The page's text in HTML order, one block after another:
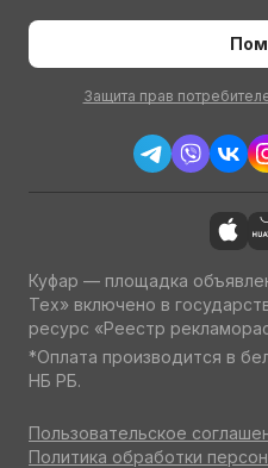
Защита прав
Куфар — площадка
Тех» включено в
ресурс «Реестр
*Оплата производится в
НБ РБ.
Пользовательское
Политика обработки